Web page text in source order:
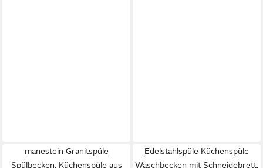
manestein Granitspüle
Spülbecken, Küchenspüle aus
Edelstahlspüle Küchenspüle
Waschbecken mit Schneidebrett,